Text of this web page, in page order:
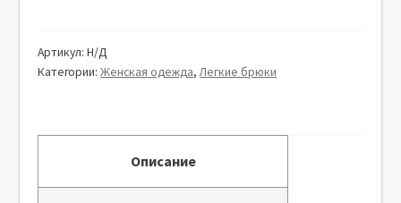
Артикул:Н/Д
Категории:Женская одежда,Легкие брюки
Описание